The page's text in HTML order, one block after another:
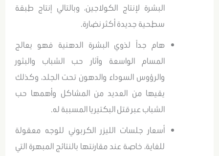
البشرة لإنتاج الكولاجين، وبالتالي إنتاج طبقة
سطحية جديدة أكثر نضارة.
هام جداً لذوي البشرة الدهنية فهو يعالج
المسام الواسعة وآثار حب الشباب والبثور
والرؤوس السوداء والدهون تحت الجلد، وكذلك
يقيها من العديد من المشاكل وأهمها حب
الشباب عبر قتل البكتيريا المسببة له.
أسعار جلسات الليزر الكربوني للوجه معقولة
للغاية، خاصة عند مقارنتها بالنتائج المبهرة التي